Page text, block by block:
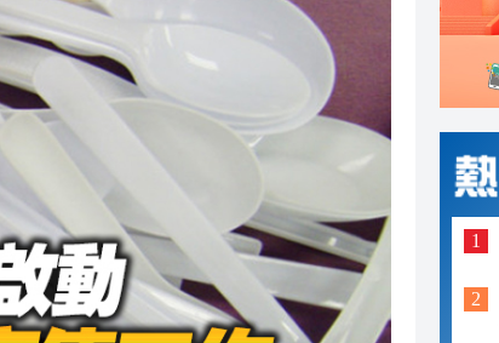
能妄想輕判
向現代
20:42
20:41
億
20:40
20:39